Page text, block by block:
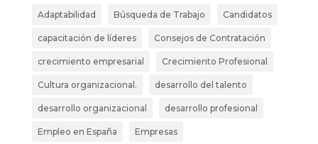
consejos
ante
la
entrevista
trabajo
Adaptabilidad Búsqueda de Trabajo Candidatos
capacitación de líderes Consejos de Contratación
crecimiento empresarial Crecimiento Profesional
Cultura organizacional. desarrollo del talento
desarrollo organizacional desarrollo profesional
Empleo en España Empresas